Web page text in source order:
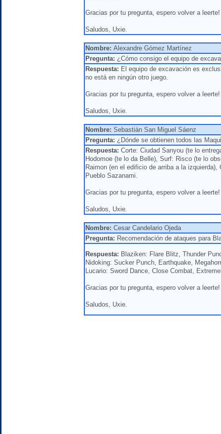
Gracias por tu pregunta, espero volver a leerte!
Saludos, Uxie.
Nombre: Alexandre Gómez Martínez
Pregunta: ¿Cómo consigo el equipo de
Respuesta: El equipo de excavación es
no está en ningún otro juego.
Gracias por tu pregunta, espero volver a leerte!
Saludos, Uxie.
Nombre: Sebastián San Miguel Sáenz
Pregunta: ¿Dónde se obtienen todos las
Respuesta: Corte: Ciudad Sanyou (te lo
Hodomoe (te lo da Belle), Surf: Risco (te lo
Raimon (en el edificio de arriba a la
Pueblo Sazanami.
Gracias por tu pregunta, espero volver a leerte!
Saludos, Uxie.
Nombre: Cesar Candelario Ojeda
Pregunta: Recomendación de ataques para
Respuesta: Blaziken: Flare Blitz, Thunder
Nidoking: Sucker Punch, Earthquake,
Lucario: Sword Dance, Close Combat,
Gracias por tu pregunta, espero volver a leerte!
Saludos, Uxie.